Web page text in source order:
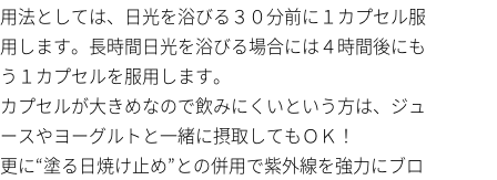
用法としては、日光を浴びる３０分前に１カプセル服
用します。長時間日光を浴びる場合には４時間後にも
う１カプセルを服用します。
カプセルが大きめなので飲みにくいという方は、ジュ
ースやヨーグルトと一緒に摂取してもＯＫ！
更に“塗る日焼け止め”との併用で紫外線を強力にブロ